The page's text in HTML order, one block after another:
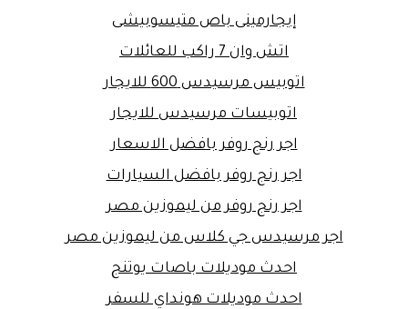
إيجارمينى باص متيسوبيشى
اتش وان 7 راكب للعائلات
اتوبيس مرسيدس 600 للايجار
اتوبيسات مرسيدس للايجار
اجر رنج روفر بافضل الاسعار
اجر رنج روفر بافضل السيارات
اجر رنج روفر من ليموزين مصر
اجر مرسيدس جي كلاس من ليموزين مصر
احدث موديلات باصات يوتنج
احدث موديلات هونداي للسفر